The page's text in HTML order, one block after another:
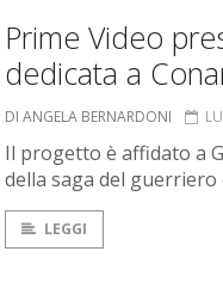
Prime Video
dedicata a
DI ANGELA BERNARDONI
Il progetto è affidato a
della saga del guerriero
LEGGI